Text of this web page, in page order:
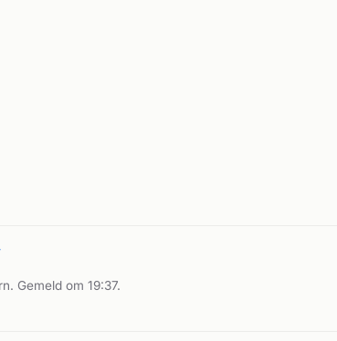
Gemeld om 19:37.